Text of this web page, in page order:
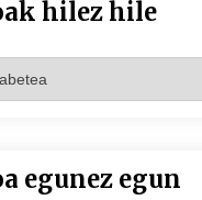
hilez hile
egunez egun